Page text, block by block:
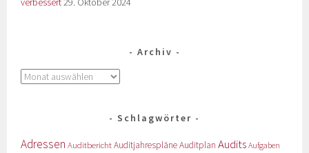
Archiv
Schlagwörter
Adressen AuditberichtAuditjahrespläneAuditplan Audits Aufgaben